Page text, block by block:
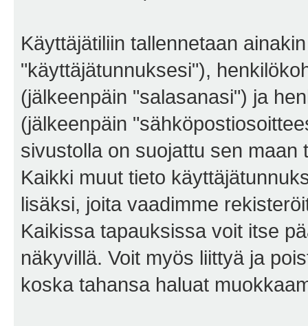
Käyttäjätiliin tallennetaan
"käyttäjätunnuksesi"),
(jälkeenpäin "salasanasi") ja
(jälkeenpäin
sivustolla on suojattu sen
Kaikki muut tieto
lisäksi, joita vaadimme
Kaikissa tapauksissa voit itse
näkyvillä. Voit myös liittyä ja
koska tahansa haluat